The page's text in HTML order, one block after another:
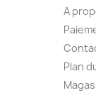
A
Plan